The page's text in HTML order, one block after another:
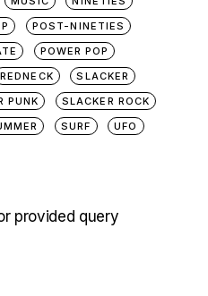
POST-NINETIES
POWER POP
REDNECK
SLACKER
PUNK
SLACKER ROCK
SURF UFO
provided query